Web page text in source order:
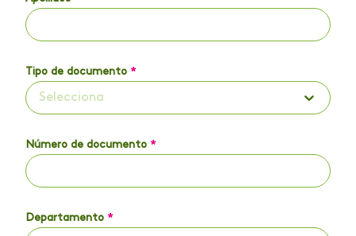
Tipo de documento *
Selecciona
Número de documento *
Departamento *